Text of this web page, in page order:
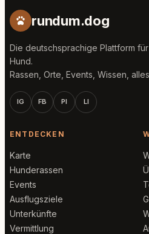
rundum.dog
Die deutschsprachige Plattform
Hund.
Rassen, Orte, Events, Wissen,
IG FB PI LI
ENTDECKEN
Karte
Hunderassen
Events
Ausflugsziele
Unterkünfte
Vermittlung